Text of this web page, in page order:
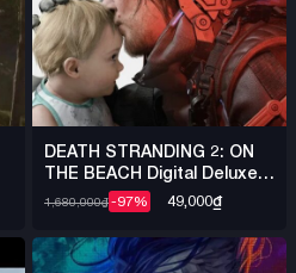
DEATH STRANDING 2: ON
THE BEACH Digital Deluxe +
Việt Hóa – Steam Offline
1,680,000₫-97% 49,000₫